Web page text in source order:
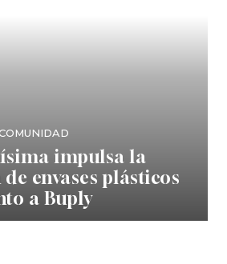
impulsa la
envases plásticos
a Buply